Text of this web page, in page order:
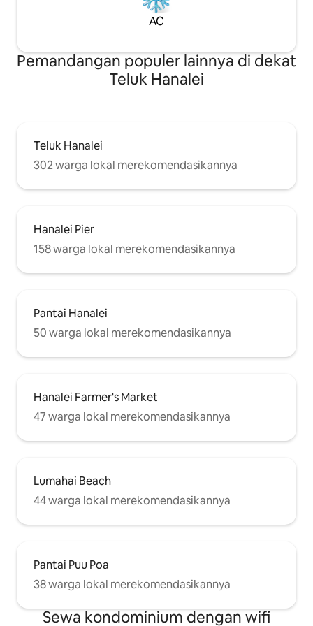
AC
Pemandangan populer lainnya di dekat
Teluk Hanalei
Teluk Hanalei
302 warga lokal merekomendasikannya
Hanalei Pier
158 warga lokal merekomendasikannya
Pantai Hanalei
50 warga lokal merekomendasikannya
Hanalei Farmer's Market
47 warga lokal merekomendasikannya
Lumahai Beach
44 warga lokal merekomendasikannya
Pantai Puu Poa
38 warga lokal merekomendasikannya
Sewa kondominium dengan wifi